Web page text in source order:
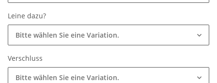
Leine dazu?
Bitte wählen Sie eine Variation.
Verschluss
Bitte wählen Sie eine Variation.